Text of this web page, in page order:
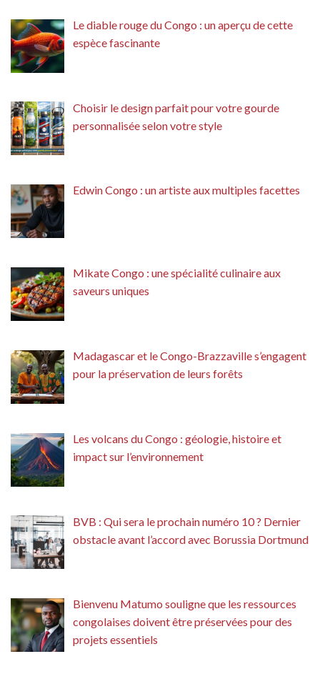
Le diable rouge du Congo : un aperçu de cette
espèce fascinante
Choisir le design parfait pour votre gourde
personnalisée selon votre style
Edwin Congo : un artiste aux multiples facettes
Mikate Congo : une spécialité culinaire aux
saveurs uniques
Madagascar et le Congo-Brazzaville s’engagent
pour la préservation de leurs forêts
Les volcans du Congo : géologie, histoire et
impact sur l’environnement
BVB : Qui sera le prochain numéro 10 ? Dernier
obstacle avant l’accord avec Borussia Dortmund
Bienvenu Matumo souligne que les ressources
congolaises doivent être préservées pour des
projets essentiels